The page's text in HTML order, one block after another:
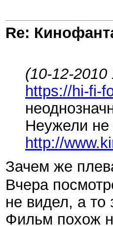
Re:
(10-12-2010
https://hi-fi-
Неужели
http://
Зачем же
Вчера
не видел, а
Фильм похож